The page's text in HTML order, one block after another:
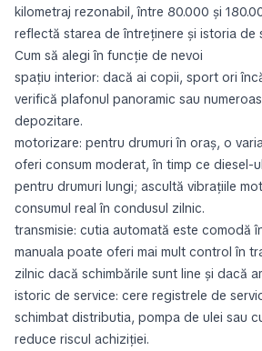
kilometraj rezonabil, între 80.000 și
reflectă starea de întreținere și istoria de
Cum să alegi în funcție de nevoi
spațiu interior: dacă ai copii, sport ori
verifică plafonul panoramic sau
depozitare.
motorizare: pentru drumuri în oraș, o
oferi consum moderat, în timp ce diesel-
pentru drumuri lungi; ascultă vibrațiile
consumul real în condusul zilnic.
transmisie: cutia automată este comodă
manuala poate oferi mai mult control în
zilnic dacă schimbările sunt line și dacă
istoric de service: cere registrele de
schimbat distributia, pompa de ulei sau
reduce riscul achiziției.